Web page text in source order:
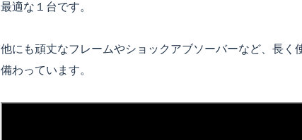
最適な１台です。
他にも頑丈なフレームやショックアブソーバーなど、長く
備わっています。